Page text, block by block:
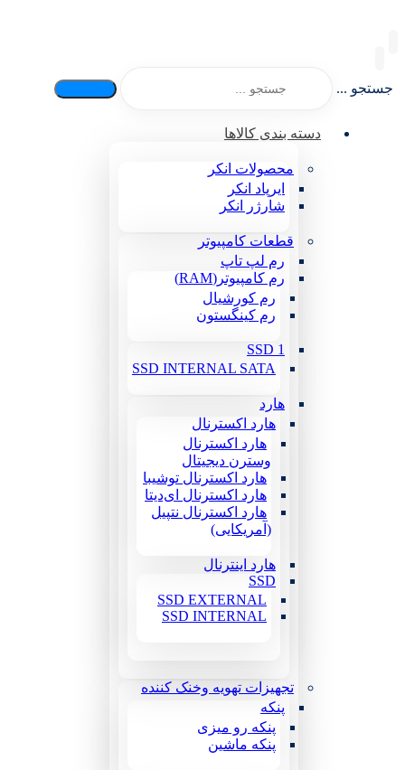
جستجو ...
دسته بندی کالاها
محصولات انکر
ایرپاد انکر
شارژر انکر
قطعات کامپیوتر
رم لپ تاپ
رم کامپیوتر(RAM)
رم کورشیال
رم کینگستون
SSD 1
SSD INTERNAL SATA
هارد
هارد اکسترنال
هارد اکسترنال
وسترن دیجیتال
هارد اکسترنال توشیبا
هارد اکسترنال ای‌دیتا
هارد اکسترنال نتپیل
(آمریکایی)
هارد اینترنال
SSD
SSD EXTERNAL
SSD INTERNAL
تجهیزات تهویه وخنک کننده
پنکه
پنکه رو میزی
پنکه ماشین